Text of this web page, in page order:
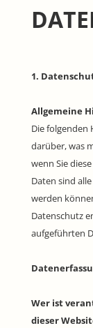
1.
Allgemeine
Die folgenden
darüber, was
wenn Sie
Daten sind
werden
Datenschutz
aufgeführten
Wer ist
dieser